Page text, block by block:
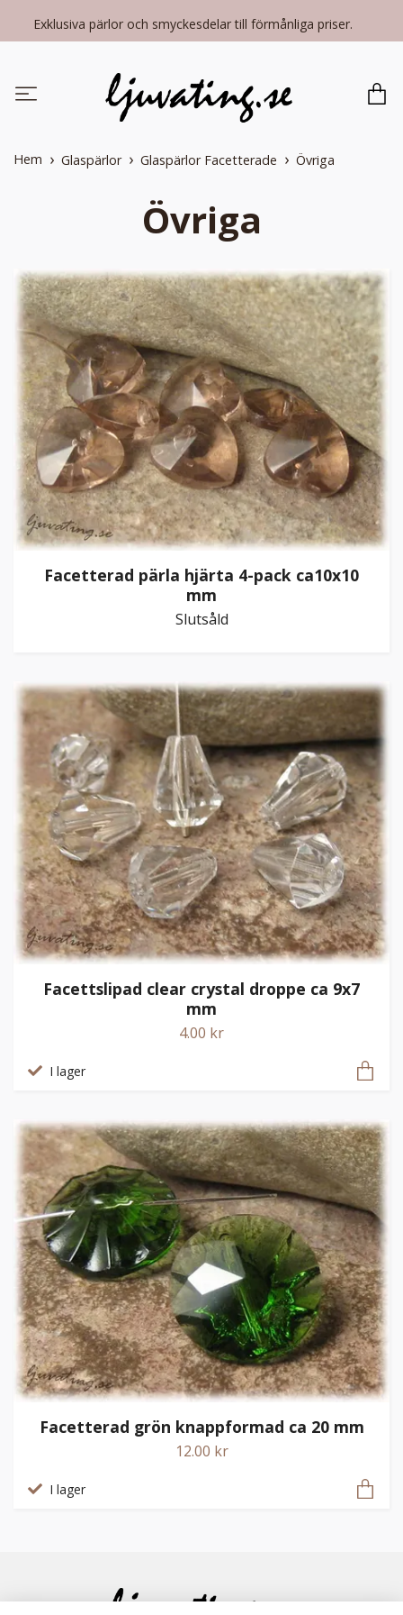
Exklusiva pärlor och smyckesdelar till förmånliga priser.
Hem Glaspärlor Glaspärlor Facetterade Övriga
Övriga
Facetterad pärla hjärta 4-pack ca10x10
mm
Slutsåld
Facettslipad clear crystal droppe ca 9x7
mm
4.00 kr
I lager
Facetterad grön knappformad ca 20 mm
12.00 kr
I lager